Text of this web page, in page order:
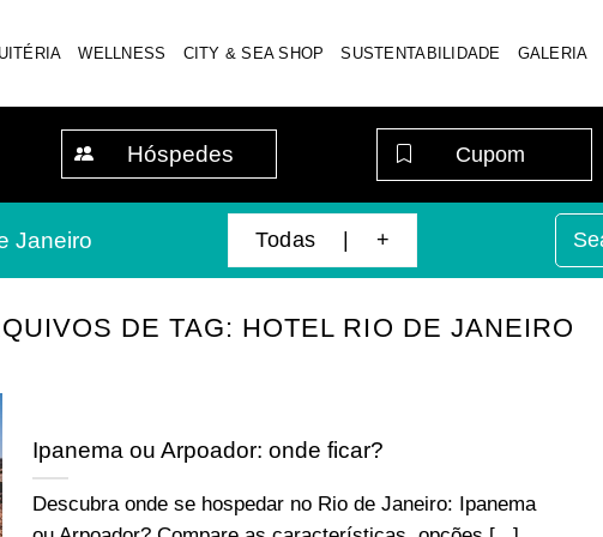
WELLNESS CITY & SEA SHOP SUSTENTABILIDADE GALERIA
Hóspedes
Janeiro Todas | +
DE TAG: HOTEL RIO DE JANEIRO
Ipanema ou Arpoador: onde ficar?
Descubra onde se hospedar no Rio de Janeiro: Ipanema